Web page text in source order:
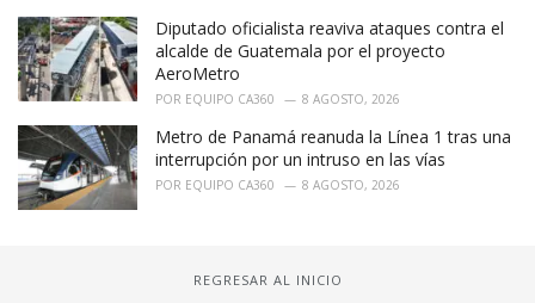
Diputado oficialista reaviva ataques contra el
alcalde de Guatemala por el proyecto
AeroMetro
POR EQUIPO CA360 8 AGOSTO, 2026
Metro de Panamá reanuda la Línea 1 tras una
interrupción por un intruso en las vías
POR EQUIPO CA360 8 AGOSTO, 2026
REGRESAR AL INICIO